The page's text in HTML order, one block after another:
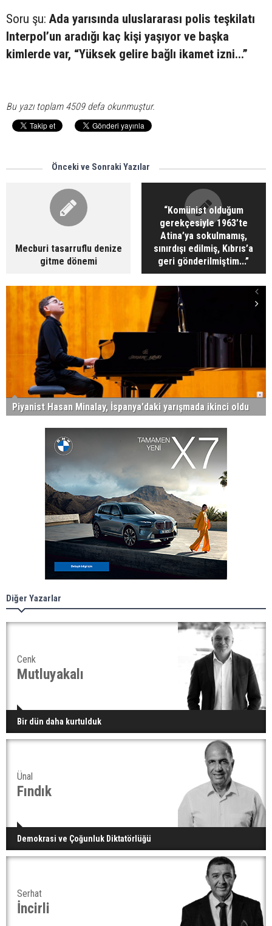
Soru şu:Ada yarısında uluslararası polis teşkilatı
Interpol’un aradığı kaç kişi yaşıyor ve başka
kimlerde var, “Yüksek gelire bağlı ikamet izni...”
Bu yazı toplam 4509 defa okunmuştur.
Önceki ve Sonraki Yazılar
Mecburi tasarruflu denize
gitme dönemi
“Komünist olduğum
gerekçesiyle 1963’te
Atina’ya sokulmamış,
sınırdışı edilmiş, Kıbrıs’a
geri gönderilmiştim...”
Piyanist Hasan Minalay, İspanya'daki yarışmada ikinci oldu
Diğer Yazarlar
Cenk
Mutluyakalı
Bir dün daha kurtulduk
Ünal
Fındık
Demokrasi ve Çoğunluk Diktatörlüğü
Serhat
İncirli